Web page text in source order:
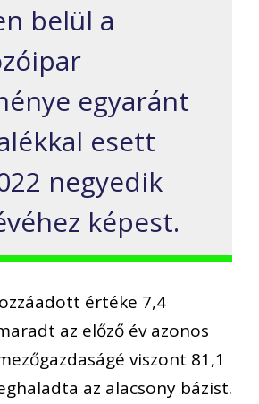
belül a
egyaránt
esett
negyedik
képest.
értéke 7,4
az előző év azonos
viszont 81,1
az alacsony bázist.